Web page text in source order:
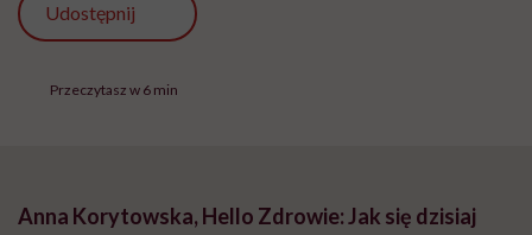
Udostępnij
Przeczytasz w 6 min
Anna Korytowska, Hello Zdrowie: Jak się dzisiaj